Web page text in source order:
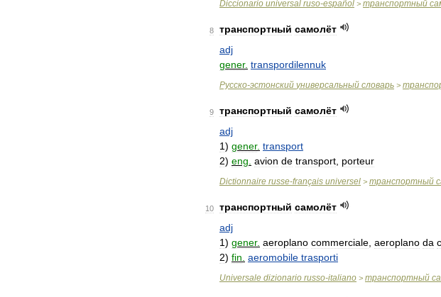
Diccionario universal ruso-español > транспортный
8 транспортный самолёт
adj
gener. transpordilennuk
Русско-эстонский универсальный словарь >
9 транспортный самолёт
adj
1) gener. transport
2) eng avion de transport porteur
Dictionnaire russe-français universel > транспортный
10 транспортный самолёт
adj
1) gener. aeroplano commerciale aeroplano da
2) fin aeromobile trasporti
Universale dizionario russo-italiano > транспортный